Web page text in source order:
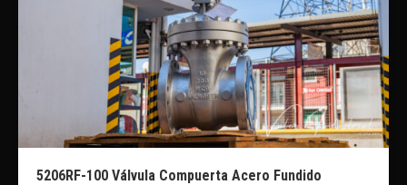
5206RF-100 Válvula Compuerta Acero Fundido